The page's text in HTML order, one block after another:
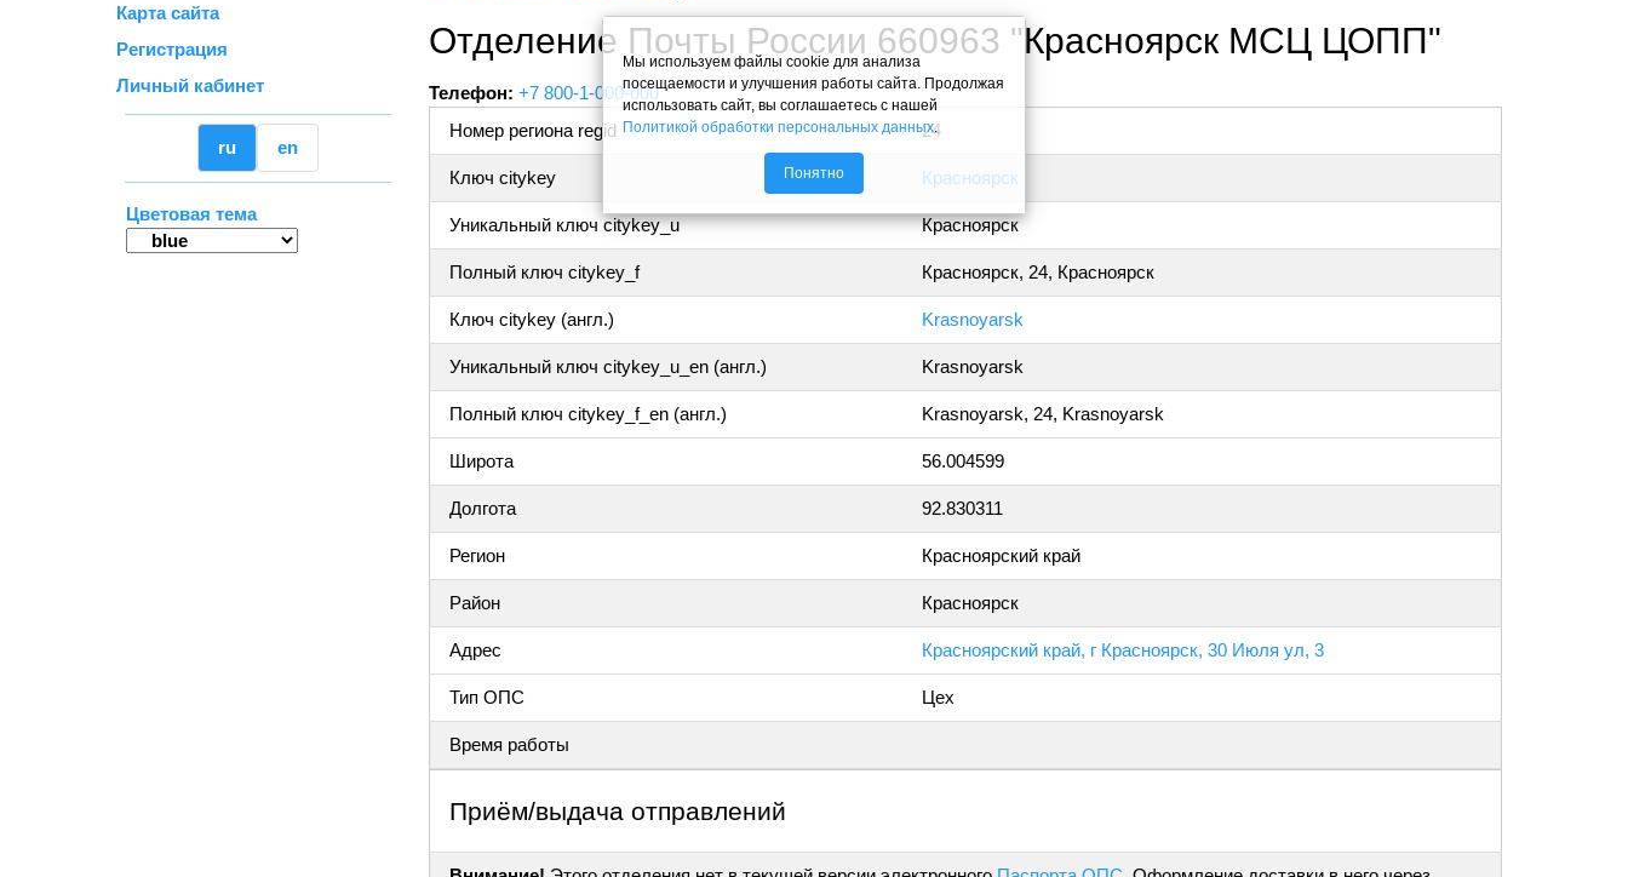
Карта сайта
Регистрация
Личный кабинет
ru en
Цветовая тема
Отделение Почты России 660963 "Красноярск МСЦ ЦОПП"
Телефон: +7 800-1-000-000
Номер региона regid
24
Ключ citykey Красноярск
Уникальный ключ citykey_u Красноярск
Полный ключ citykey_f Красноярск, 24, Красноярск
Ключ citykey (англ.) Krasnoyarsk
Уникальный ключ citykey_u_en (англ.) Krasnoyarsk
Полный ключ citykey_f_en (англ.) Krasnoyarsk, 24, Krasnoyarsk
Широта 56.004599
Долгота 92.830311
Регион Красноярский край
Район Красноярск
Адрес Красноярский край, г Красноярск, 30 Июля ул, 3
Тип ОПС Цех
Время работы
Приём/выдача отправлений
Мы используем файлы cookie для анализа
посещаемости и улучшения работы сайта. Продолжая
использовать сайт, вы соглашаетесь с нашей
Политикой обработки персональных данных.
Понятно